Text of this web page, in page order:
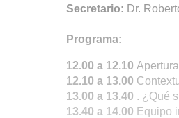
Secretario: Dr.
Programa:
12.00 a 12.10
12.10 a 13.00
13.00 a 13.40 . ¿Qué
13.40 a 14.00 Equipo